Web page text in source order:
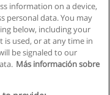
information on a device,
personal data. You may
below, including your
used, or at any time in
be signaled to our
Más información sobre